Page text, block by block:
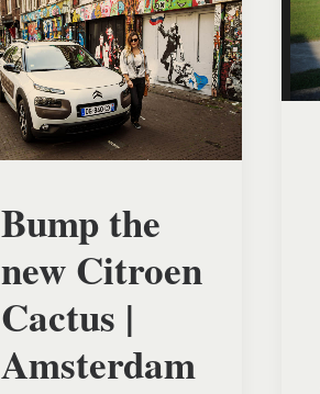
Bump the
new Citroen
Cactus |
Amsterdam